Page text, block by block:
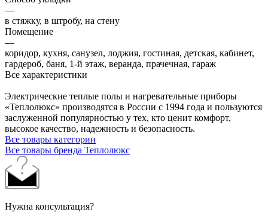
—
в стяжку, в штробу, на стену
Помещение
—
коридор, кухня, санузел, лоджия, гостиная, детская, кабинет,
гардероб, баня, 1-й этаж, веранда, прачечная, гараж
Все характеристики
Электрические теплые полы и нагревательные приборы
«Теплолюкс» производятся в России с 1994 года и пользуются
заслуженной популярностью у тех, кто ценит комфорт,
высокое качество, надежность и безопасность.
Все товары категории
Все товары бренда Теплолюкс
Нужна консультация?